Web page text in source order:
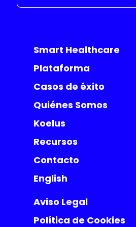
Smart Healthcare
Plataforma
Casos de éxito
Quiénes Somos
Koelus
Recursos
Contacto
English
Aviso Legal
Política de Cookies